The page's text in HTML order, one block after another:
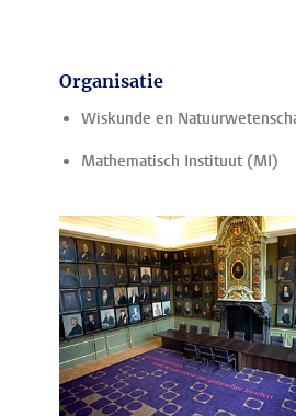
Organisatie
Wiskunde en
Mathematisch Instituut (MI)